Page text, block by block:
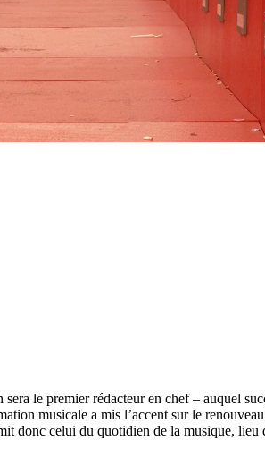
le premier rédacteur en chef – auquel
musicale a mis l’accent sur le
donc celui du quotidien de la musique,